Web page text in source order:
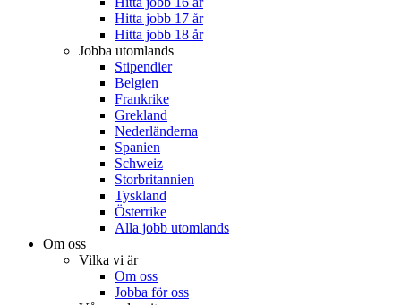
Hitta jobb 17 år
Hitta jobb 18 år
Jobba utomlands
Stipendier
Belgien
Frankrike
Grekland
Nederländerna
Spanien
Schweiz
Storbritannien
Tyskland
Österrike
Alla jobb utomlands
Om oss
Vilka vi är
Om oss
Jobba för oss